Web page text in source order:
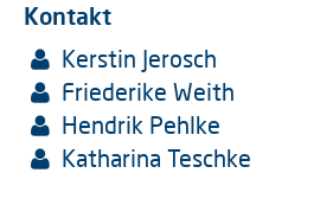
Kontakt
Kerstin Jerosch
Friederike Weith
Hendrik Pehlke
Katharina Teschke